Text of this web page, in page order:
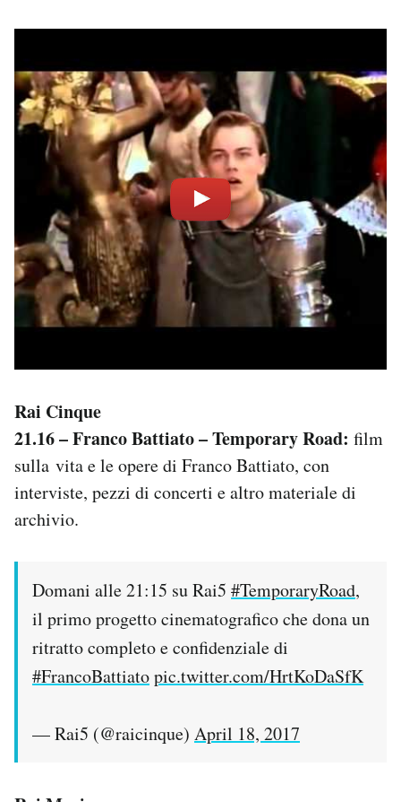
Rai Cinque
21.16 – Franco Battiato – Temporary Road: film
sulla vita e le opere di Franco Battiato, con
interviste, pezzi di concerti e altro materiale di
archivio.
Domani alle 21:15 su Rai5 #TemporaryRoad,
il primo progetto cinematografico che dona un
ritratto completo e confidenziale di
#FrancoBattiatopic.twitter.com/HrtKoDaSfK
— Rai5 (@raicinque) April 18, 2017